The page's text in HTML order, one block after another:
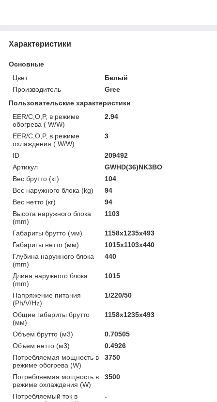
Характеристики
Основные
Цвет
Белый
Производитель
Gree
Пользовательские характеристики
EER/C,O,P, в режиме
обогрева ( W/W)
2.94
EER/C,O,P, в режиме
охлаждения ( W/W)
3
ID
209492
Артикул
GWHD(36)NK3BO
Вес брутто (кг)
104
Вес наружного блока (kg)
94
Вес нетто (кг)
94
Высота наружного блока
(mm)
1103
Габариты брутто (мм)
1158x1235x493
Габариты нетто (мм)
1015x1103x440
Глубина наружного блока
(mm)
440
Длина наружного блока
(mm)
1015
Напряжение питания
(Ph/V/Hz)
1/220/50
Общие габариты брутто
(мм)
1158x1235x493
Объем брутто (м3)
0.70505
Объем нетто (м3)
0.4926
Потребляемая мощность в
режиме обогрева (W)
3750
Потребляемая мощность в
режиме охлаждения (W)
3500
Потребляемый ток в
-